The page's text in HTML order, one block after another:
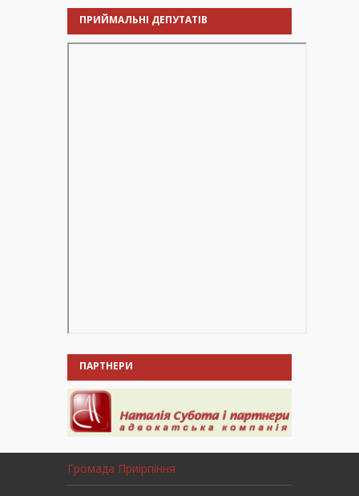
ПРИЙМАЛЬНІ ДЕПУТАТІВ
ПАРТНЕРИ
Громада Приірпіння